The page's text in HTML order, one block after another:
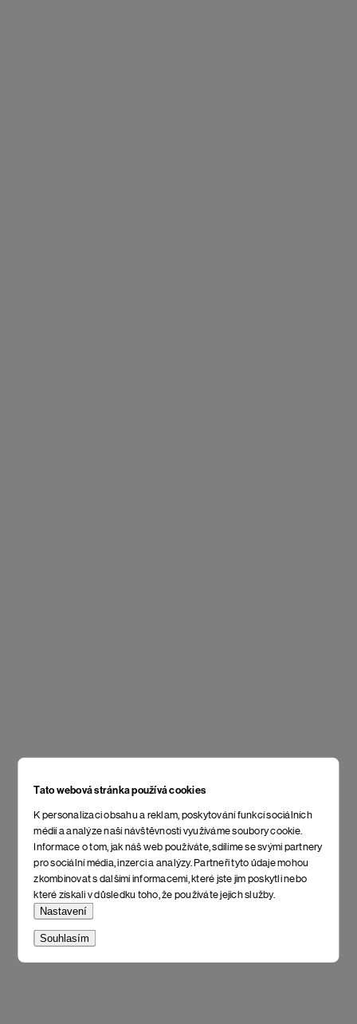
Tato webová stránka používá cookies
K personalizaci obsahu a reklam, poskytování funkcí sociálních
médií a analýze naší návštěvnosti využíváme soubory cookie.
Informace o tom, jak náš web používáte, sdílíme se svými partnery
pro sociální média, inzerci a analýzy. Partneři tyto údaje mohou
zkombinovat s dalšími informacemi, které jste jim poskytli nebo
které získali v důsledku toho, že používáte jejich služby.
Nastavení
Souhlasím